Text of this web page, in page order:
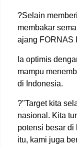
?Selain
membakar
ajang FORNAS
Ia optimis
mampu
di Indonesia.
?"Target kita
nasional. Kita
potensi besar di
itu, kami juga